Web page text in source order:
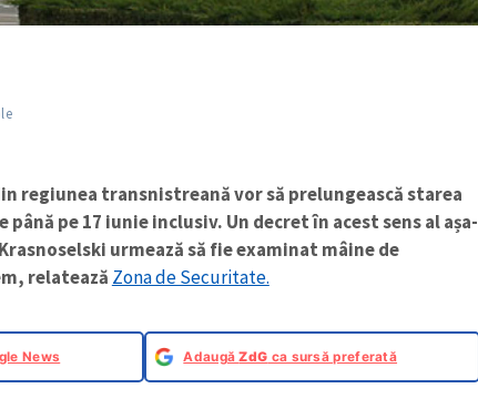
regiunea transnistreană vor să prelungească starea
până pe 17 iunie inclusiv. Un decret în acest sens al așa-
urmează să fie examinat mâine de
relatează Zona de Securitate.
News AdaugăZdG ca sursă preferată